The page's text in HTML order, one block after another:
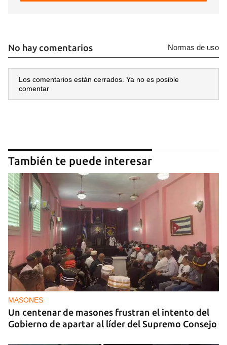
No hay comentarios Normas de uso
Los comentarios están cerrados. Ya no es posible
comentar
También te puede interesar
MASONES
Un centenar de masones frustran el intento del
Gobierno de apartar al líder del Supremo Consejo